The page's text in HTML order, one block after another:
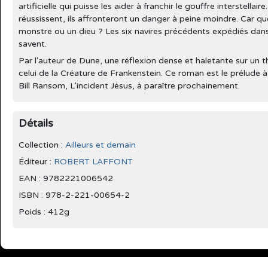
artificielle qui puisse les aider à franchir le gouffre
réussissent, ils affronteront un danger à peine moindre. Car
monstre ou un dieu ? Les six navires précédents expédiés
savent.
Par l'auteur de Dune, une réflexion dense et haletante sur un
celui de la Créature de Frankenstein. Ce roman est le
Bill Ransom, L'incident Jésus, à paraître prochainement.
Détails
Collection : Ailleurs et demain
Éditeur : ROBERT LAFFONT
EAN : 9782221006542
ISBN : 978-2-221-00654-2
Poids : 412g